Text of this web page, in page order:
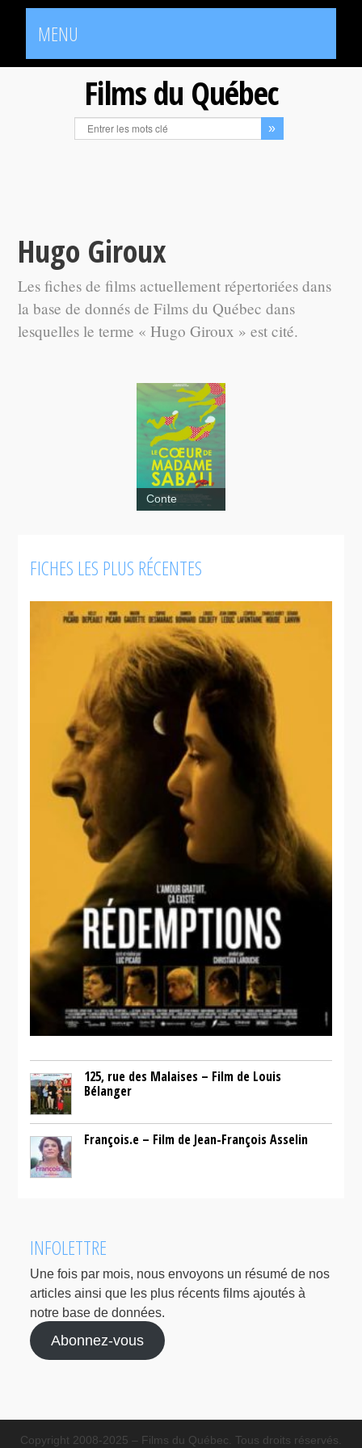
MENU
Films du Québec
Hugo Giroux
Les fiches de films actuellement répertoriées dans
la base de donnés de Films du Québec dans
lesquelles le terme « Hugo Giroux » est cité.
Sabali
Conte
FICHES LES PLUS RÉCENTES
125, rue des Malaises – Film de Louis
Bélanger
François.e – Film de Jean-François Asselin
INFOLETTRE
Une fois par mois, nous envoyons un résumé de nos
articles ainsi que les plus récents films ajoutés à
notre base de données.
Abonnez-vous
Copyright 2008-2025 – Films du Québec. Tous droits réservés.